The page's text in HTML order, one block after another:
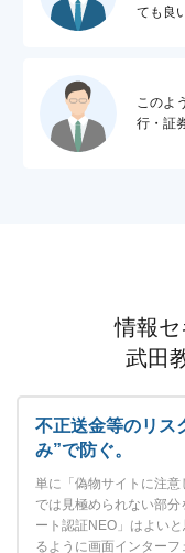
ても良
このよ
行・証
情報
武田
不正送金等のリス
み”で防ぐ。
単に「偽物サイトに注
では見極められない部
ート認証NEO」はよい
るように画面インターフ